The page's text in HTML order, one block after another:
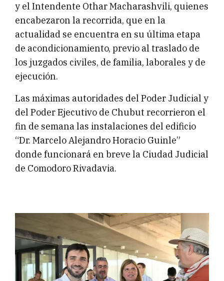
y el Intendente Othar Macharashvili, quienes
encabezaron la recorrida, que en la
actualidad se encuentra en su última etapa
de acondicionamiento, previo al traslado de
los juzgados civiles, de familia, laborales y de
ejecución.
Las máximas autoridades del Poder Judicial y
del Poder Ejecutivo de Chubut recorrieron el
fin de semana las instalaciones del edificio
“Dr. Marcelo Alejandro Horacio Guinle”
donde funcionará en breve la Ciudad Judicial
de Comodoro Rivadavia.